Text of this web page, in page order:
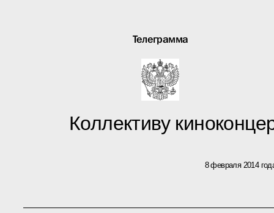
Телеграмма
Коллективу
8 февраля 2014